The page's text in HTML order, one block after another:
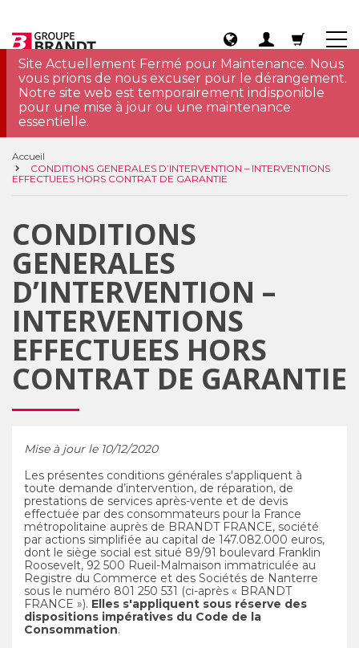
Site Actuellement Fermé pour Maintenance. Nous
vous prions de nous excuser pour le dérangement.
Notre site web est temporairement indisponible
pour une mise à jour ou une maintenance
essentielle.
Accueil
CONDITIONS GENERALES D’INTERVENTION – INTERVENTIONS
EFFECTUEES HORS CONTRAT DE GARANTIE
CONDITIONS
GENERALES
D’INTERVENTION –
INTERVENTIONS
EFFECTUEES HORS
CONTRAT DE GARANTIE
Mise à jour le 10/12/2020
Les présentes conditions générales s'appliquent à
toute demande d’intervention, de réparation, de
prestations de services après-vente et de devis
effectuée par des consommateurs pour la France
métropolitaine auprès de BRANDT FRANCE, société
par actions simplifiée au capital de 147.082.000 euros,
dont le siège social est situé 89/91 boulevard Franklin
Roosevelt, 92 500 Rueil-Malmaison immatriculée au
Registre du Commerce et des Sociétés de Nanterre
sous le numéro 801 250 531 (ci-après « BRANDT
FRANCE »). Elles s'appliquent sous réserve des
dispositions impératives du Code de la
Consommation.